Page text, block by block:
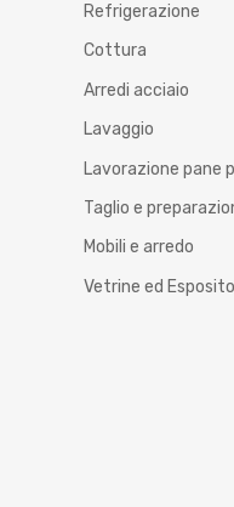
Refrigerazione
Cottura
Arredi acciaio
Lavaggio
Lavorazione pane
Taglio e
Mobili e arredo
Vetrine ed